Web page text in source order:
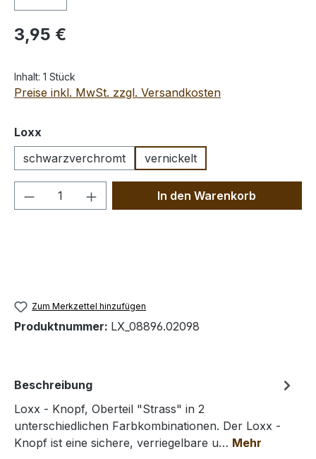
Regulärer Preis:
3,95 €
Inhalt: 1 Stück
Preise inkl. MwSt. zzgl. Versandkosten
Loxx
schwarzverchromt
vernickelt
Produkt Anzahl: Gib denIn den Warenkorb
Zum Merkzettel hinzufügen
Produktnummer: LX_08896.02098
Beschreibung
Loxx - Knopf, Oberteil "Strass" in 2
unterschiedlichen Farbkombinationen. Der Loxx -
Knopf ist eine sichere, verriegelbare u… Mehr